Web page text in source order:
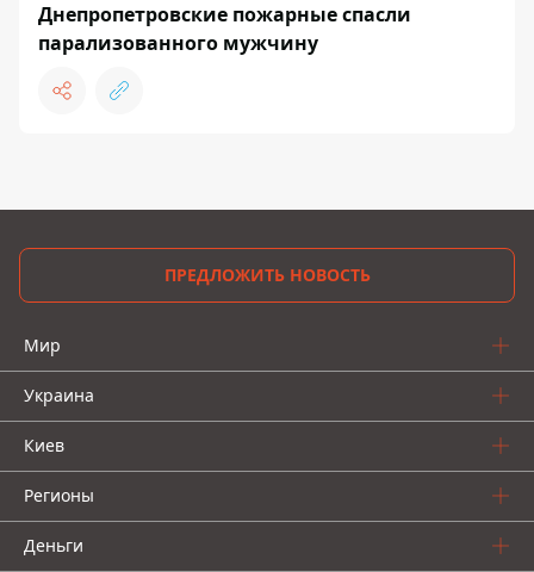
Днепропетровские пожарные спасли
парализованного мужчину
ПРЕДЛОЖИТЬ НОВОСТЬ
Мир
Украина
Киев
Регионы
Деньги